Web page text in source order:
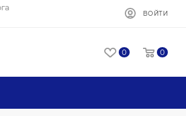
ВОЙТИ
0 0